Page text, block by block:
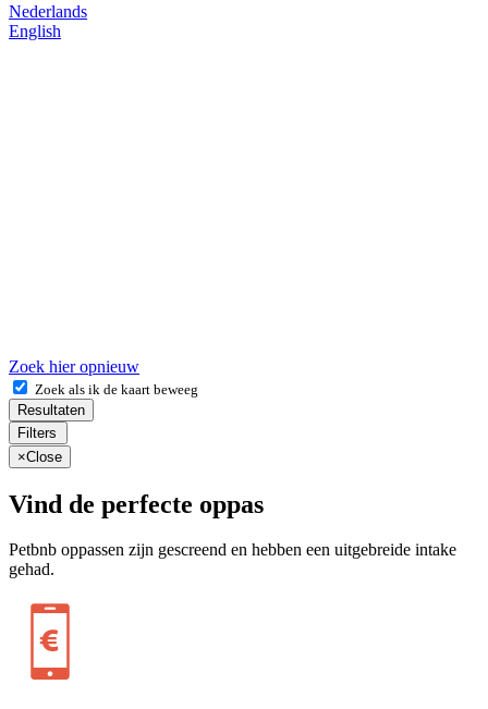
Nederlands
English
Zoek hier opnieuw
Zoek als ik de kaart beweeg
Resultaten
Filters
×Close
Vind de perfecte oppas
Petbnb oppassen zijn gescreend en hebben een uitgebreide intake
gehad.